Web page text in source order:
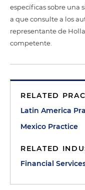
específicas sobre una
a que consulte a los
representante de
competente.
RELATED
Latin America
Mexico Practice
RELATED
Financial